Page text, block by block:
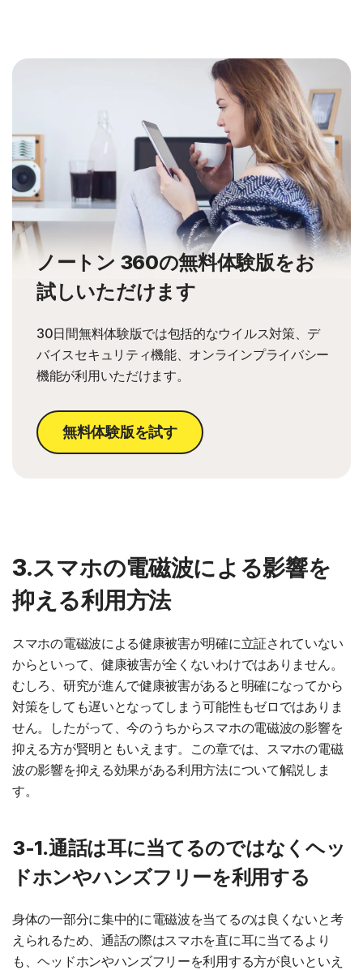
ノートン 360の無料体験版をお
試しいただけます
30日間無料体験版では包括的なウイルス対策、デ
バイスセキュリティ機能、オンラインプライバシー
機能が利用いただけます。
無料体験版を試す
3.スマホの電磁波による影響を
抑える利用方法
スマホの電磁波による健康被害が明確に立証されていない
からといって、健康被害が全くないわけではありません。
むしろ、研究が進んで健康被害があると明確になってから
対策をしても遅いとなってしまう可能性もゼロではありま
せん。したがって、今のうちからスマホの電磁波の影響を
抑える方が賢明ともいえます。この章では、スマホの電磁
波の影響を抑える効果がある利用方法について解説しま
す。
3-1.通話は耳に当てるのではなくヘッ
ドホンやハンズフリーを利用する
身体の一部分に集中的に電磁波を当てるのは良くないと考
えられるため、通話の際はスマホを直に耳に当てるより
も、ヘッドホンやハンズフリーを利用する方が良いといえ